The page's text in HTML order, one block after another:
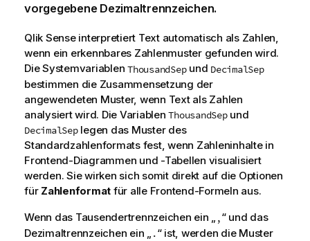
vorgegebene Dezimaltrennzeichen.
Qlik Senseinterpretiert Text automatisch als Zahlen,
wenn ein erkennbares Zahlenmuster gefunden wird.
Die Systemvariablen ThousandSepund DecimalSep
bestimmen die Zusammensetzung der
angewendeten Muster, wenn Text als Zahlen
analysiert wird. Die VariablenThousandSepund
DecimalSeplegen das Muster des
Standardzahlenformats fest, wenn Zahleninhalte in
Frontend-Diagrammen und -Tabellen visualisiert
werden. Sie wirken sich somit direkt auf die Optionen
für Zahlenformat für alle Frontend-Formeln aus.
Wenn das Tausendertrennzeichen ein „ ,“ und das
Dezimaltrennzeichen ein „
.“ ist, werden die Muster